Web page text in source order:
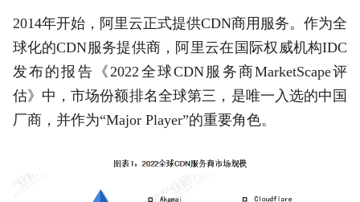
2014年开始，阿里云正式提供CDN商用服务。作为全
球化的CDN服务提供商，阿里云在国际权威机构IDC
发布的报告《2022全球CDN服务商MarketScape评
估》中，市场份额排名全球第三，是唯一入选的中国
厂商，并作为“Major Player”的重要角色。